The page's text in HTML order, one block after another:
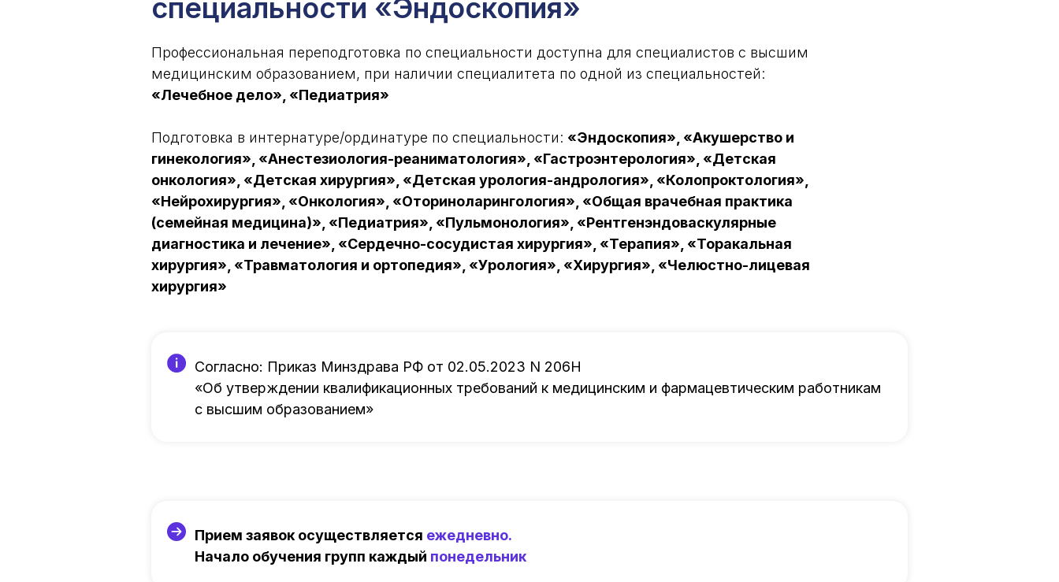
специальности «Эндоскопия»
Профессиональная переподготовка по специальности доступна для специалистов с высшим
медицинским образованием, при наличии специалитета по одной из специальностей:
«Лечебное дело», «Педиатрия»
Подготовка в интернатуре/ординатуре по специальности: «Эндоскопия», «Акушерство и
гинекология», «Анестезиология-реаниматология», «Гастроэнтерология», «Детская
онкология», «Детская хирургия», «Детская урология-андрология», «Колопроктология»,
«Нейрохирургия», «Онкология», «Оториноларингология», «Общая врачебная практика
(семейная медицина)», «Педиатрия», «Пульмонология», «Рентгенэндоваскулярные
диагностика и лечение», «Сердечно-сосудистая хирургия», «Терапия», «Торакальная
хирургия», «Травматология и ортопедия», «Урология», «Хирургия», «Челюстно-лицевая
хирургия»
Согласно: Приказ Минздрава РФ от 02.05.2023 N 206Н
«Об утверждении квалификационных требований к медицинским и фармацевтическим работникам
с высшим образованием»
Прием заявок осуществляется ежедневно.
Начало обучения групп каждый понедельник